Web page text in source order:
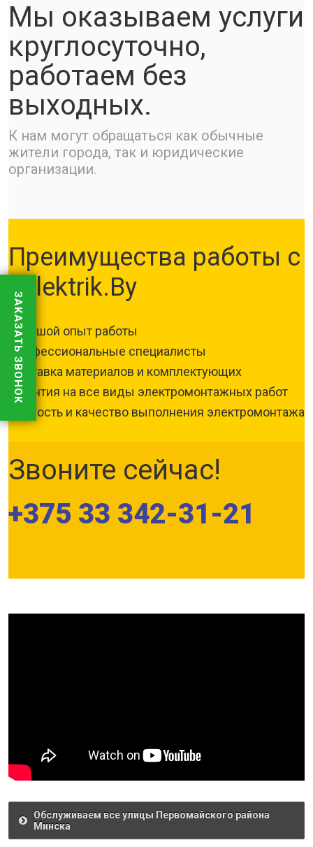
Мы оказываем услуги
круглосуточно,
работаем без
выходных.
К нам могут обращаться как обычные
жители города, так и юридические
организации.
Преимущества работы с
Jelektrik.By
Большой опыт работы
Профессиональные специалисты
Поставка материалов и комплектующих
Гарантия на все виды электромонтажных работ
Скорость и качество выполнения электромонтажа
Звоните сейчас!
+375 33 342-31-21
Обслуживаем все улицы Первомайского района
Минска
ЗАКАЗАТЬ ЗВОНОК